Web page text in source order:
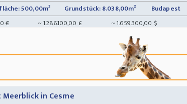
500,00m² Grundstück: 8.038,00m²
Budapest
€ ~ 1.286.100,00 £ ~ 1.659.300,00 $
in Cesme